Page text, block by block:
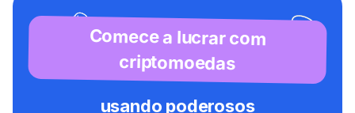
Comece a lucrar com
criptomoedas
usando poderosos